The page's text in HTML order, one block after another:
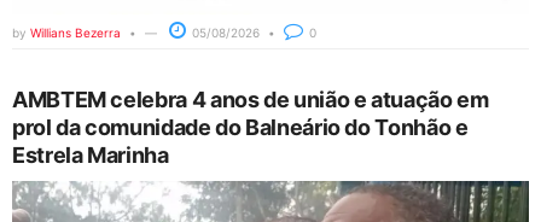
by Willians Bezerra 05/08/2026 0
AMBTEM celebra 4 anos de união e atuação em
prol da comunidade do Balneário do Tonhão e
Estrela Marinha